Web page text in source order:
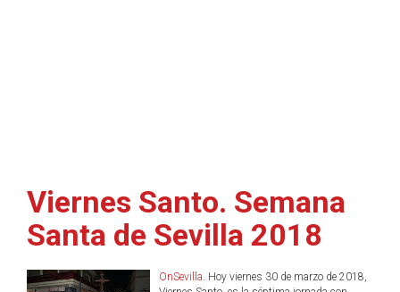
Viernes Santo. Semana
Santa de Sevilla 2018
OnSevilla. Hoy viernes 30 de marzo de 2018,